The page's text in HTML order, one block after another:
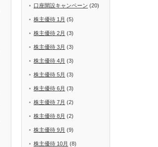
口座開設キャンペーン (20)
株主優待 1月 (5)
株主優待 2月 (3)
株主優待 3月 (3)
株主優待 4月 (3)
株主優待 5月 (3)
株主優待 6月 (3)
株主優待 7月 (2)
株主優待 8月 (2)
株主優待 9月 (9)
株主優待 10月 (8)